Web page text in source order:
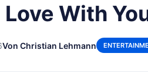
With
Von Christian Lehmann